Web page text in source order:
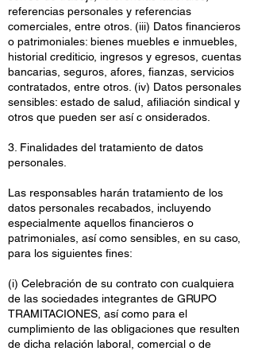
referencias personales y referencias
comerciales, entre otros. (iii) Datos financieros
o patrimoniales: bienes muebles e inmuebles,
historial crediticio, ingresos y egresos, cuentas
bancarias, seguros, afores, fianzas, servicios
contratados, entre otros. (iv) Datos personales
sensibles: estado de salud, afiliación sindical y
otros que pueden ser así c onsiderados.
3. Finalidades del tratamiento de datos
personales.
Las responsables harán tratamiento de los
datos personales recabados, incluyendo
especialmente aquellos financieros o
patrimoniales, así como sensibles, en su caso,
para los siguientes fines:
(i) Celebración de su contrato con cualquiera
de las sociedades integrantes de GRUPO
TRAMITACIONES, así como para el
cumplimiento de las obligaciones que resulten
de dicha relación laboral, comercial o de